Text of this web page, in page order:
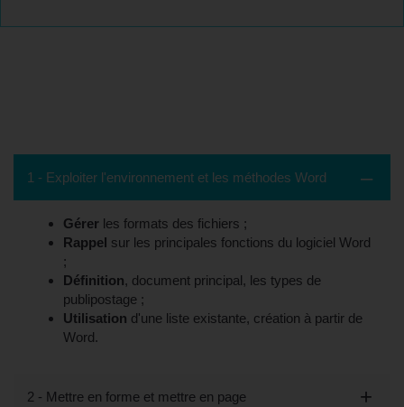
1 - Exploiter l'environnement et les méthodes Word
Gérer les formats des fichiers ;
Rappel sur les principales fonctions du logiciel Word
;
Définition, document principal, les types de
publipostage ;
Utilisation d'une liste existante, création à partir de
Word.
2 - Mettre en forme et mettre en page